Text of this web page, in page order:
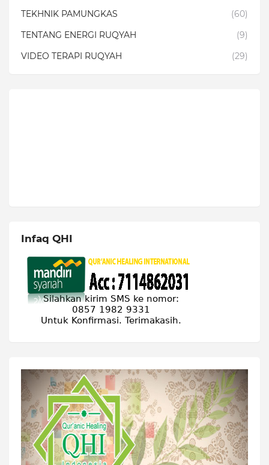
TEKHNIK PAMUNGKAS
(60)
TENTANG ENERGI RUQYAH
(9)
VIDEO TERAPI RUQYAH
(29)
Infaq QHI